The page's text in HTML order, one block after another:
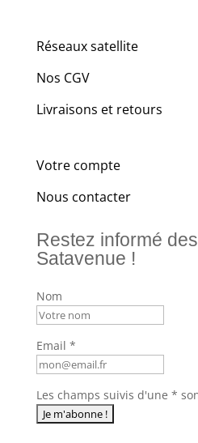
Réseaux satellite
Nos CGV
Livraisons et retours
Votre compte
Nous contacter
Restez informé
Satavenue !
Nom
Email *
Les champs suivis d'une *